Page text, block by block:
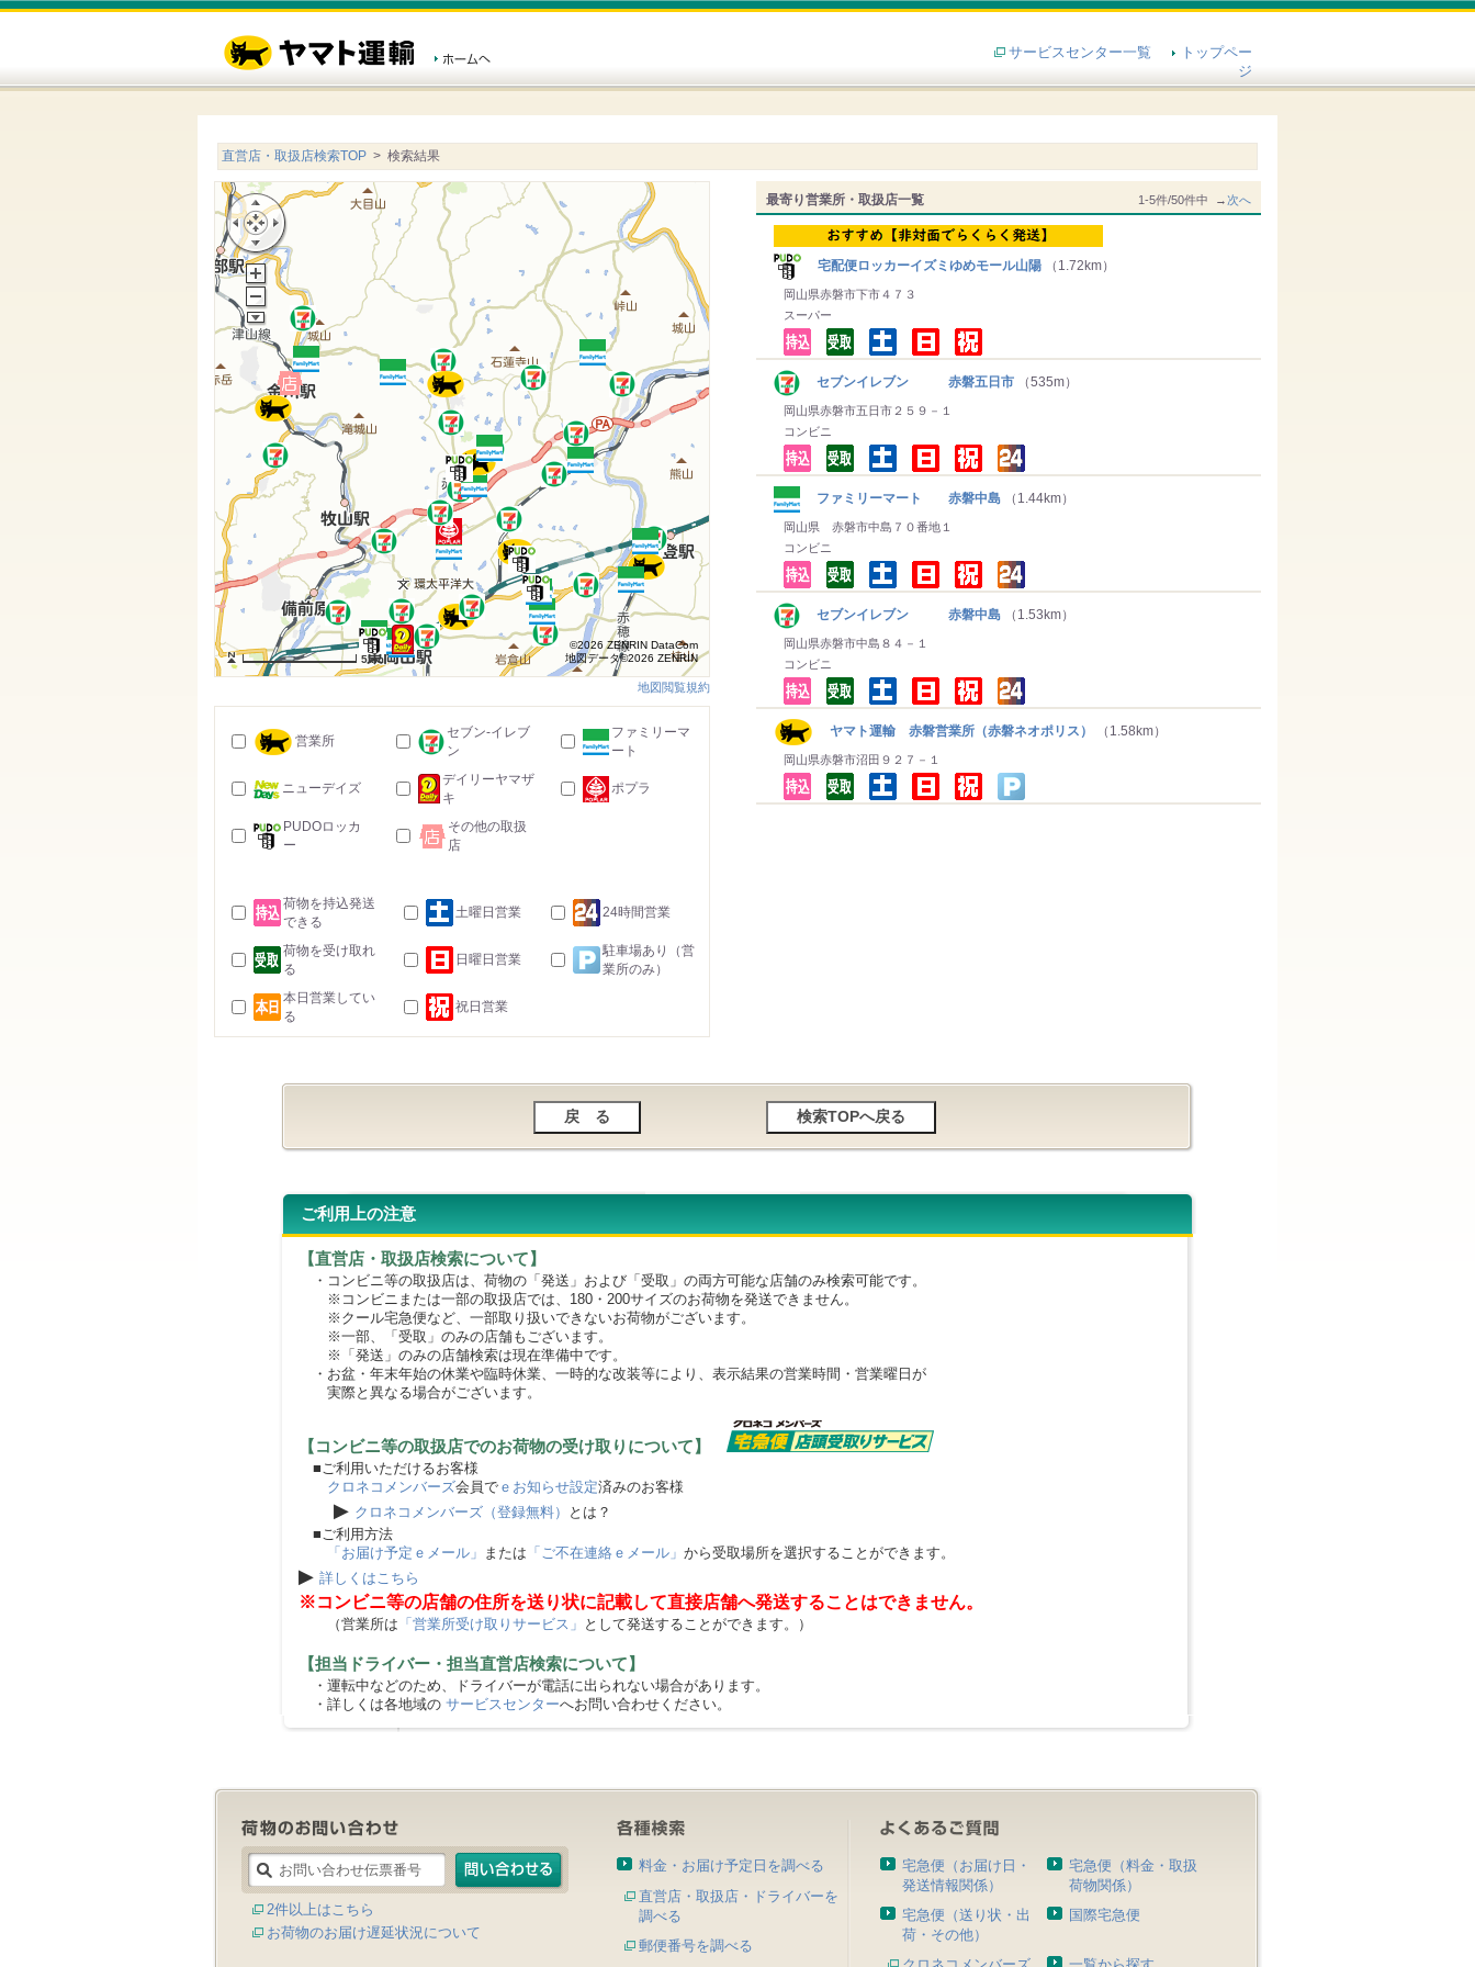
サービスセンター一覧
トップペー
ジ
直営店・取扱店検索TOP > 検索結果
最寄り営業所・取扱店一覧 1-5件/50件中 →次へ
宅配便ロッカーイズミゆめモール山陽 （1.72km）
岡山県赤磐市下市４７３
スーパー
セブンイレブン 赤磐五日市 （535m）
岡山県赤磐市五日市２５９－１
コンビニ
ファミリーマート 赤磐中島 （1.44km）
岡山県 赤磐市中島７０番地１
コンビニ
セブンイレブン 赤磐中島 （1.53km）
岡山県赤磐市中島８４－１
コンビニ
ヤマト運輸 赤磐営業所（赤磐ネオポリス） （1.58km）
岡山県赤磐市沼田９２７－１
5km
©2026 ZENRIN DataCom
地図データ©2026 ZENRIN
地図閲覧規約
営業所
セブン-イレブ
ン
ファミリーマ
ート
ニューデイズ
デイリーヤマザ
キ
ポプラ
PUDOロッカ
ー
その他の取扱
店
荷物を持込発送
できる
土曜日営業 24時間営業
荷物を受け取れ
る
日曜日営業
駐車場あり（営
業所のみ）
本日営業してい
る
祝日営業
ご利用上の注意
【直営店・取扱店検索について】
・コンビニ等の取扱店は、荷物の「発送」および「受取」の両方可能な店舗のみ検索可能です。
※コンビニまたは一部の取扱店では、180・200サイズのお荷物を発送できません。
※クール宅急便など、一部取り扱いできないお荷物がございます。
※一部、「受取」のみの店舗もございます。
※「発送」のみの店舗検索は現在準備中です。
・お盆・年末年始の休業や臨時休業、一時的な改装等により、表示結果の営業時間・営業曜日が
実際と異なる場合がございます。
【コンビニ等の取扱店でのお荷物の受け取りについて】
■ご利用いただけるお客様
クロネコメンバーズ会員で ｅお知らせ設定済みのお客様
▶ クロネコメンバーズ（登録無料）
とは？
■ご利用方法
「お届け予定ｅメール」 または 「ご不在連絡ｅメール」 から受取場所を選択することができます。
▶ 詳しくはこちら
※コンビニ等の店舗の住所を送り状に記載して直接店舗へ発送することはできません。
（営業所は 「営業所受け取りサービス」 として発送することができます。）
【担当ドライバー・担当直営店検索について】
・運転中などのため、ドライバーが電話に出られない場合があります。
・詳しくは各地域の サービスセンターへお問い合わせください。
2件以上はこちら
お荷物のお届け遅延状況について
料金・お届け予定日を調べる
直営店・取扱店・ドライバーを
調べる
郵便番号を調べる
宅急便（お届け日・
発送情報関係）
宅急便（料金・取扱
荷物関係）
宅急便（送り状・出
荷・その他）
国際宅急便